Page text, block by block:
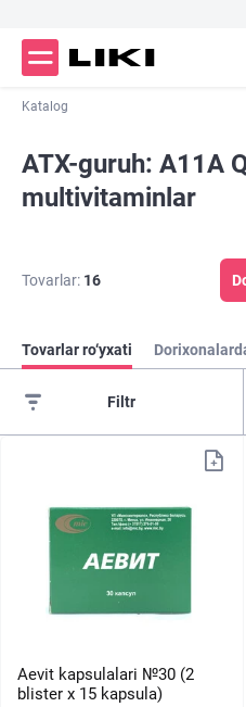
Katalog
ATX-guruh: A11A
multivitaminlar
Tovarlar: 16
Tovarlar ro‘yxati
Filtr
Aevit kapsulalari №30 (2
blister х 15 kapsula)